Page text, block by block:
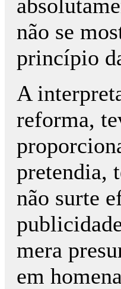
não se
princípio
A
reforma,
pretendia,
não surte
mera
em